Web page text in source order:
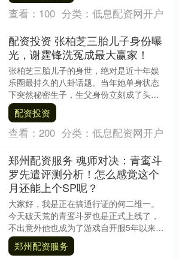
查看： 100 分类： 低息配资网开户
配资投资 张柏芝三胎儿子身份曝
光，谢霆锋洗冤成最大赢家！
张柏芝三胎儿子的身世，绝对是近十年娱
乐圈最持久的八卦话题。当年她单身状态
下突然秘密生子，生父身份立刻成了头号
未解之谜，所有人第一反应都把目光投向
了谢霆锋，毕竟两....
配资投资
查看： 200 分类： 低息配资网开户
郑州配资服务 魂师对决：青鸾斗
罗先遣评测分析！怎么感觉这个
月还能上个SP呢？
大家好，我是正在搞通行证的何二维一。
今天破天荒的青鸾斗罗也是正式上线了，
不出意外他也成为了游戏自开服5年以来，
除SSR唐三、SSR小舞、SSR锤三、SP海
三、....
郑州配资服务